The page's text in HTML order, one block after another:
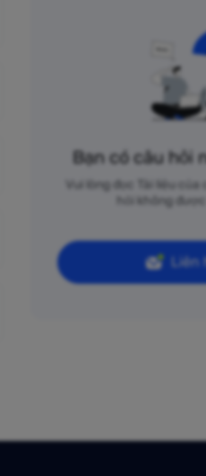
Bạn có câu hỏi
Vui lòng đọc Tài liệu
hỏi không
Liên